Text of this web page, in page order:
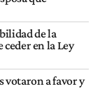
de la
en la Ley
votaron a favor y